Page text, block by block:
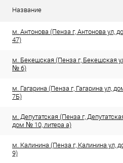
Название
м. Антонова (Пенза г, Антонова ул,
47)
м. Бекешская (Пенза г, Бекешская
№ 6)
м. Гагарина (Пенза г, Гагарина ул,
7Б)
м. Депутатская (Пенза г,
дом № 10, литера а)
м. Калинина (Пенза г, Калинина ул,
9)